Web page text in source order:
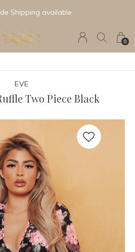
0
Shipping available
EVE
Two Piece Black